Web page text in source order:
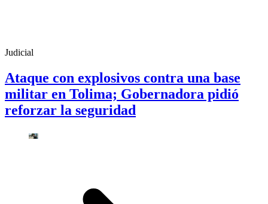
Judicial
Ataque con explosivos contra una base
militar en Tolima; Gobernadora pidió
reforzar la seguridad